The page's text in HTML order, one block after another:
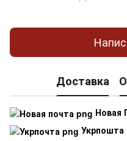
Доставка
Новая
Укрпошта